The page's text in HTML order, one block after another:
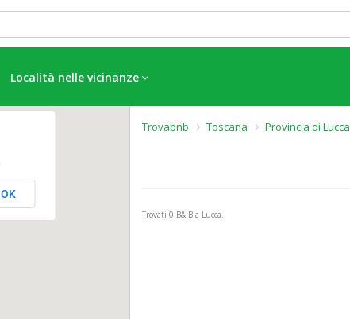
Località nelle vicinanze
Trovabnb Toscana Provincia di Lucca
Trovati 0 B&;B a Lucca.
OK